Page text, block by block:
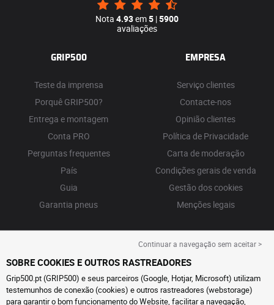
Nota 4.93em5 |5900
avaliações
GRIP500
Teste da imprensa
Porquê GRIP500?
Entrega e montagem
Conta PRO
Perguntas frequentes
País
Guia
Garantia pneus
EMPRESA
Serviço clientes
Contacte-nos
Opinião clientes
Política de Privacidade
Carta de moderação
Condições gerais de venda
Gestão dos cookies
Menções legais
Continuar a navegação sem aceitar >
SOBRE COOKIES E OUTROS RASTREADORES
Grip500.pt (GRIP500) e seus parceiros (Google, Hotjar, Microsoft) utilizam
testemunhos de conexão (cookies) e outros rastreadores (webstorage)
para garantir o bom funcionamento do Website, facilitar a navegação,